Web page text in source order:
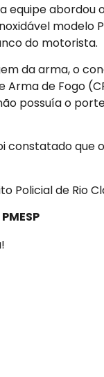
abordou
modelo
do motorista.
da arma, o
Arma de Fogo
possuía o
constatado que
Policial de Rio